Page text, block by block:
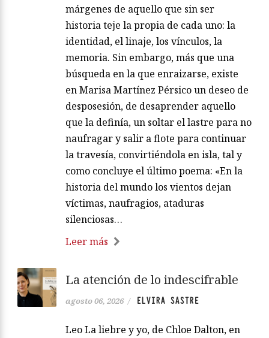
márgenes de aquello que sin ser
historia teje la propia de cada uno: la
identidad, el linaje, los vínculos, la
memoria. Sin embargo, más que una
búsqueda en la que enraizarse, existe
en Marisa Martínez Pérsico un deseo de
desposesión, de desaprender aquello
que la definía, un soltar el lastre para no
naufragar y salir a flote para continuar
la travesía, convirtiéndola en isla, tal y
como concluye el último poema: «En la
historia del mundo los vientos dejan
víctimas, naufragios, ataduras
silenciosas…
Leer más
La atención de lo indescifrable
agosto 06, 2026 / ELVIRA SASTRE
Leo La liebre y yo, de Chloe Dalton, en